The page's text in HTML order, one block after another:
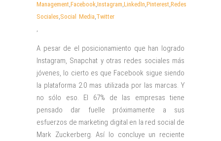
Management,Facebook,Instagram,LinkedIn,Pinterest,Redes
Sociales,Social Media,Twitter
,
A pesar de el posicionamiento que han logrado
Instagram, Snapchat y otras redes sociales más
jóvenes, lo cierto es que Facebook sigue siendo
la plataforma 2.0 mas utilizada por las marcas. Y
no sólo eso. El 67% de las empresas tiene
pensado dar fuelle próximamente a sus
esfuerzos de marketing digital en la red social de
Mark Zuckerberg. Así lo concluye un reciente